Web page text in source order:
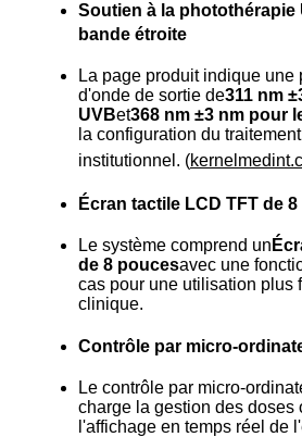
Soutien à la photothérapie
bande étroite
La page produit indique
d'onde de sortie de311 nm
UVBet368 nm ±3 nm pour
la configuration du
institutionnel. (
Écran tactile LCD TFT de
Le système comprend un
de 8 poucesavec une
cas pour une utilisation plus
clinique.
Contrôle par micro-
Le contrôle par micro-
charge la gestion des doses
l'affichage en temps réel de